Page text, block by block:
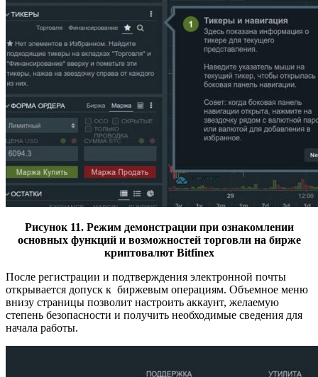
Рисунок 11. Режим демонстрации при ознакомлении
основных функций и возможностей торговли на бирже
криптовалют Bitfinex
После регистрации и подтверждения электронной почты
открывается допуск к биржевым операциям. Объемное меню
внизу страницы позволит настроить аккаунт, желаемую
степень безопасности и получить необходимые сведения для
начала работы.